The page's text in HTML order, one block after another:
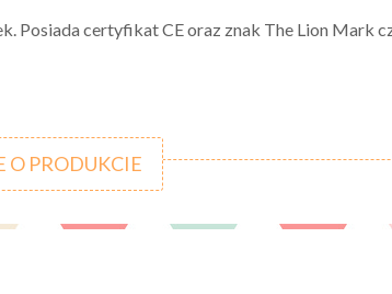
Posiada certyfikat CE oraz znak The Lion Mark
O PRODUKCIE